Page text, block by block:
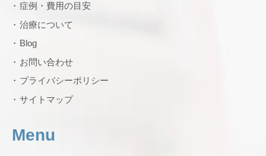
症例・費用の目安
治療について
Blog
お問い合わせ
プライバシーポリシー
サイトマップ
Menu